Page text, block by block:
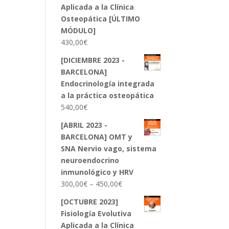
Aplicada a la Clínica
Osteopática [ÚLTIMO
MÓDULO]
430,00€
[DICIEMBRE 2023 -
BARCELONA]
Endocrinología integrada
a la práctica osteopática
540,00€
[ABRIL 2023 -
BARCELONA] OMT y
SNA Nervio vago, sistema
neuroendocrino
inmunológico y HRV
300,00€ – 450,00€
[OCTUBRE 2023]
Fisiología Evolutiva
Aplicada a la Clínica